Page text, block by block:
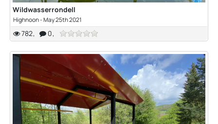
Wildwasserrondell
Highnoon-May 25th 2021
782 0